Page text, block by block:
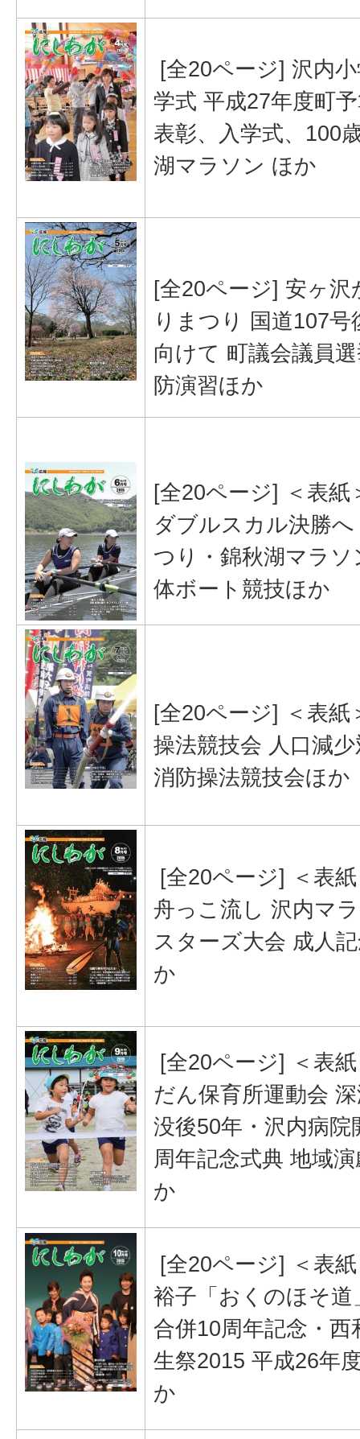
[全20ページ] 沢内
学式 平成27年度町
表彰、入学式、100
湖マラソン ほか
[全20ページ] 安ヶ沢
りまつり 国道107号
向けて 町議会議員
防演習ほか
[全20ページ] ＜表紙
ダブルスカル決勝
つり・錦秋湖マラソ
体ボート競技ほか
[全20ページ] ＜表紙
操法競技会 人口減
消防操法競技会ほか
[全20ページ] ＜表
舟っこ流し 沢内マ
スターズ大会 成人
か
[全20ページ] ＜表
だん保育所運動会
没後50年・沢内病院
周年記念式典 地域
か
[全20ページ] ＜表
裕子「おくのほそ道
合併10周年記念・西
生祭2015 平成26年
か